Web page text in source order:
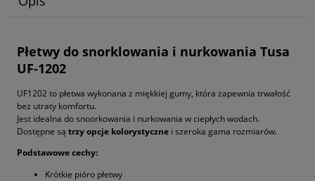
Płetwy do snorklowania i nurkowania Tusa
UF-1202
UF1202 to płetwa wykonana z miękkiej gumy, która zapewnia trwałość
bez utraty komfortu.
Jest idealna do snoorkowania i nurkowania w ciepłych wodach.
Dostępne są trzy opcje kolorystyczne i szeroka gama rozmiarów.
Podstawowe cechy:
Krótkie pióro płetwy